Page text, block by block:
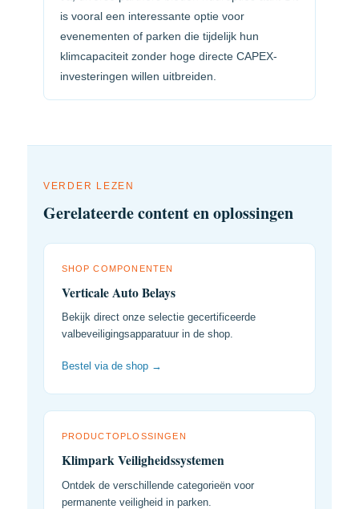
is vooral een interessante optie voor
evenementen of parken die tijdelijk hun
klimcapaciteit zonder hoge directe CAPEX-
investeringen willen uitbreiden.
VERDER LEZEN
Gerelateerde content en oplossingen
SHOP COMPONENTEN
Verticale Auto Belays
Bekijk direct onze selectie gecertificeerde
valbeveiligingsapparatuur in de shop.
Bestel via de shop →
PRODUCTOPLOSSINGEN
Klimpark Veiligheidssystemen
Ontdek de verschillende categorieën voor
permanente veiligheid in parken.